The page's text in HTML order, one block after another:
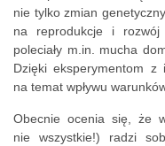
nie tylko zmian
na reprodukcje i
poleciały m.in. mucha
Dzięki eksperymentom z
na temat wpływu
Obecnie ocenia się, że
nie wszystkie!) radzi